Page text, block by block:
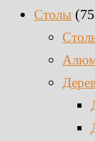
Столы